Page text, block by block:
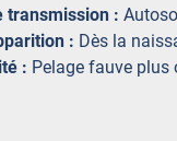
transmission :
: Dès la
: Pelage fauve plus